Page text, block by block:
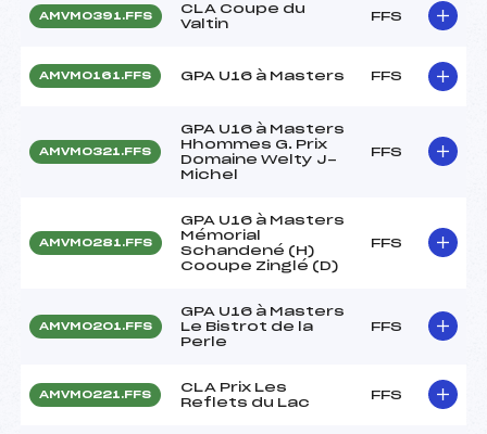
AMVM0391.FFS
CLA Coupe du
Valtin
FFS
AMVM0161.FFS GPA U16 à Masters FFS
AMVM0321.FFS
GPA U16 à Masters
Hhommes G. Prix
Domaine Welty J-
Michel
FFS
AMVM0281.FFS
GPA U16 à Masters
Mémorial
Schandené (H)
Cooupe Zinglé (D)
FFS
AMVM0201.FFS
GPA U16 à Masters
Le Bistrot de la
Perle
FFS
AMVM0221.FFS
CLA Prix Les
Reflets du Lac
FFS